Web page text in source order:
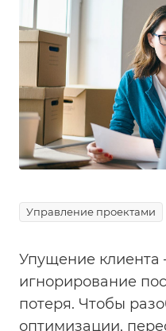
Управление проектами
Упущение клиента
игнорирование
потеря. Чтобы
оптимизации,